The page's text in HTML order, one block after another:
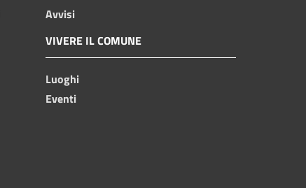
Avvisi
VIVERE IL COMUNE
Luoghi
Eventi